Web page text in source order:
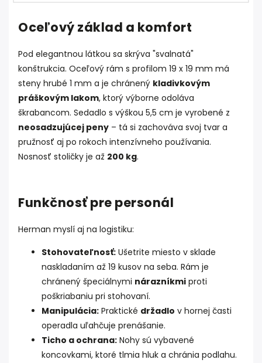
Oceľový základ a komfort
Pod elegantnou látkou sa skrýva "svalnatá"
konštrukcia. Oceľový rám s profilom 19 x 19 mm má
steny hrubé 1 mm a je chránený kladivkovým
práškovým lakom, ktorý výborne odoláva
škrabancom. Sedadlo s výškou 5,5 cm je vyrobené z
neosadzujúcej peny – tá si zachováva svoj tvar a
pružnosť aj po rokoch intenzívneho používania.
Nosnosť stoličky je až 200 kg.
Funkčnosť pre personál
Herman myslí aj na logistiku:
Stohovateľnosť: Ušetrite miesto v sklade
naskladaním až 19 kusov na seba. Rám je
chránený špeciálnymi nárazníkmi proti
poškriabaniu pri stohovaní.
Manipulácia: Praktické držadlo v hornej časti
operadla uľahčuje prenášanie.
Ticho a ochrana: Nohy sú vybavené
koncovkami, ktoré tlmia hluk a chránia podlahu.